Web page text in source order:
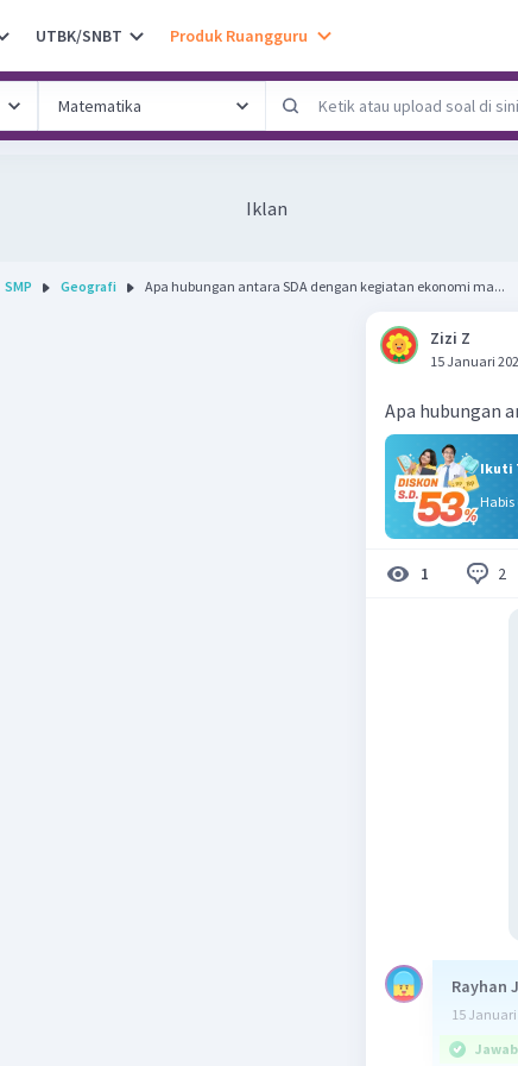
UTBK/SNBT Produk Ruangguru
Iklan
SMP Geografi Apa hubungan antara SDA dengan kegiatan ekonomi ma...
Zizi Z
15 Januari
Apa hubungan
Ikuti
1 2
Rayhan J
15 Januari